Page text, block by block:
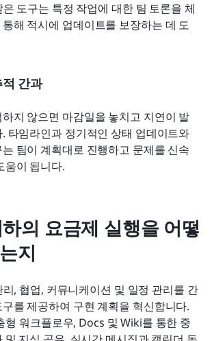
은 도구는 특정 작업에 대한 팀 토론을 체
해 적시에 업데이트를 보장하는 데 도
간과
지 않으면 마감일을 놓치고 지연이 발
타임라인과 정기적인 상태 업데이트와
팀이 계획대로 진행하고 문제를 신속
움이 됩니다.
의 요금제 실행을 어떻
지
리, 협업, 커뮤니케이션 및 일정 관리를 간
를 제공하여 구현 계획을 혁신합니다.
형 워크플로우, Docs 및 Wiki를 통한 중